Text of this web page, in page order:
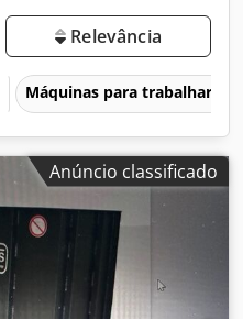
Relevância
Máquinas para trabalhar
Anúncio classificado